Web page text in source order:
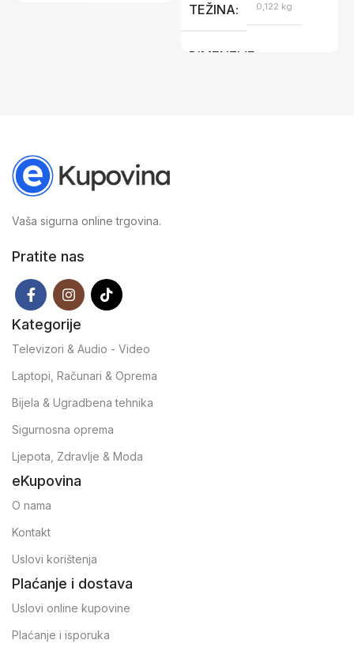
TEŽINA 0,122 kg
DIMENZIJE
Vaša sigurna online trgovina.
Pratite nas
Kategorije
Televizori & Audio - Video
Laptopi, Računari & Oprema
Bijela & Ugradbena tehnika
Sigurnosna oprema
Ljepota, Zdravlje & Moda
eKupovina
O nama
Kontakt
Uslovi korištenja
Plaćanje i dostava
Uslovi online kupovine
Plaćanje i isporuka